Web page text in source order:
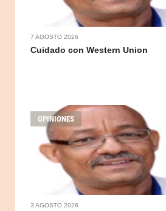
7 AGOSTO 2026
Cuidado con Western Union
OPINIONES
3 AGOSTO 2026